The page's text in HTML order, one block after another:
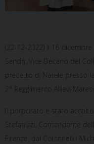
(22-12-2022) Il 16
Sandri, Vice Decano del
precetto di Natale presso la
2° Reggimento Allievi
Il porporato è stato
Stefanizzi, Comandante
Firenze, dal Colonnello